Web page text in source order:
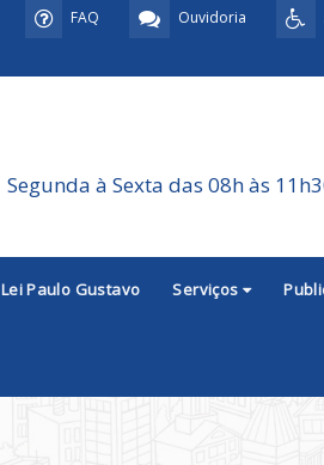
Ouvidoria
FAQ
Segunda à Sexta das 08h às
Lei Paulo Gustavo Serviços